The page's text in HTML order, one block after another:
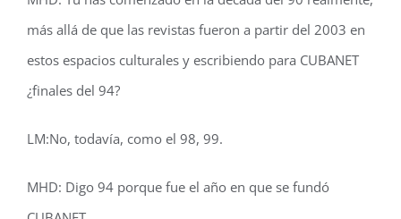
más allá de que las revistas fueron a partir del 2003 en
estos espacios culturales y escribiendo para CUBANET
¿finales del 94?
LM:No, todavía, como el 98, 99.
MHD: Digo 94 porque fue el año en que se fundó